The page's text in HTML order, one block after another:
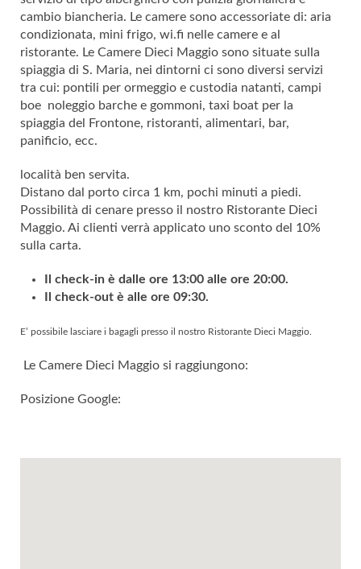
cambio biancheria. Le camere sono accessoriate di: aria
condizionata, mini frigo, wi.fi nelle camere e al
ristorante. Le Camere Dieci Maggio sono situate sulla
spiaggia di S. Maria, nei dintorni ci sono diversi servizi
tra cui: pontili per ormeggio e custodia natanti, campi
boe noleggio barche e gommoni, taxi boat per la
spiaggia del Frontone, ristoranti, alimentari, bar,
panificio, ecc.
località ben servita.
Distano dal porto circa 1 km, pochi minuti a piedi.
Possibilità di cenare presso il nostro Ristorante Dieci
Maggio. Ai clienti verrà applicato uno sconto del 10%
sulla carta.
Il check-in è dalle ore 13:00 alle ore 20:00.
Il check-out è alle ore 09:30.
E’ possibile lasciare i bagagli presso il nostro Ristorante Dieci Maggio.
Le Camere Dieci Maggio si raggiungono:
Posizione Google: